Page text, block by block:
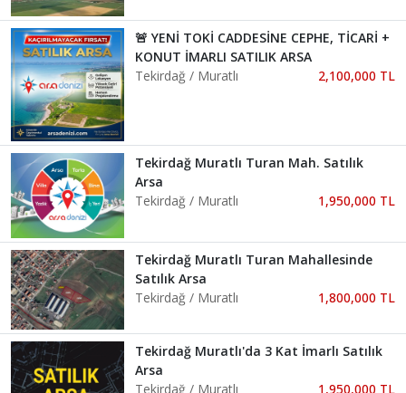
🚨 YENİ TOKİ CADDESİNE CEPHE, TİCARİ +
KONUT İMARLI SATILIK ARSA
Tekirdağ / Muratlı
2,100,000 TL
Tekirdağ Muratlı Turan Mah. Satılık
Arsa
Tekirdağ / Muratlı
1,950,000 TL
Tekirdağ Muratlı Turan Mahallesinde
Satılık Arsa
Tekirdağ / Muratlı
1,800,000 TL
Tekirdağ Muratlı'da 3 Kat İmarlı Satılık
Arsa
Tekirdağ / Muratlı
1,950,000 TL